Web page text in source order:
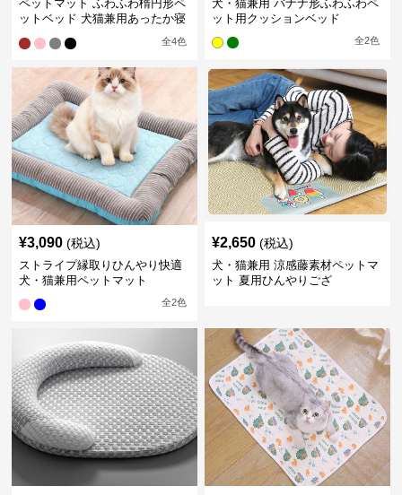
ペットマット ふわふわ楕円形ペ
ットベッド 犬猫兼用あったか寝
全4色
犬・猫兼用 バナナ形ふわふわペ
ット用クッションベッド
全2色
¥3,090 (税込)
ストライプ縁取りひんやり快適
犬・猫兼用ペットマット
全2色
¥2,650 (税込)
犬・猫兼用 涼感藤素材ペットマ
ット 夏用ひんやりござ